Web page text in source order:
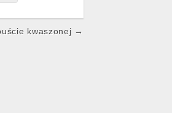
kwaszonej →